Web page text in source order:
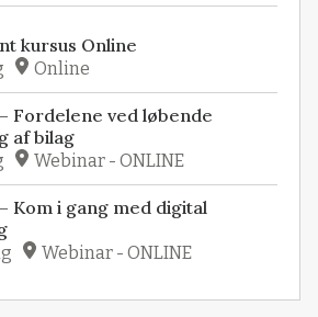
kursus Online
Online
Fordelene ved løbende
af bilag
Webinar - ONLINE
Kom i gang med digital
Webinar - ONLINE